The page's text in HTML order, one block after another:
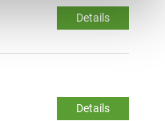
Details
Details